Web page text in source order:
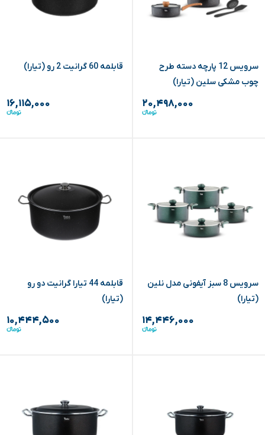
سرویس 12 پارچه دسته طرح
چوب مشکی سلین (تیارا)
۲۰,۴۹۸,۰۰۰
قابلمه 60 گرانیت 2 رو (تیارا)
۱۶,۱۱۵,۰۰۰
سرویس 8 سبز آیفونی مدل نلین
(تیارا)
۱۴,۴۴۶,۰۰۰
قابلمه 44 تیارا گرانیت دو رو
(تیارا)
۱۰,۴۴۴,۵۰۰